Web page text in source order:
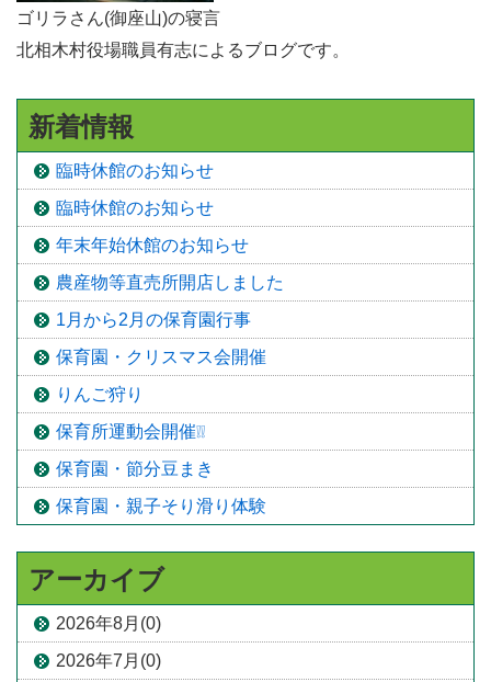
ゴリラさん(御座山)の寝言
北相木村役場職員有志によるブログです。
新着情報
臨時休館のお知らせ
臨時休館のお知らせ
年末年始休館のお知らせ
農産物等直売所開店しました
1月から2月の保育園行事
保育園・クリスマス会開催
りんご狩り
保育所運動会開催❕❕
保育園・節分豆まき
保育園・親子そり滑り体験
アーカイブ
2026年8月(0)
2026年7月(0)